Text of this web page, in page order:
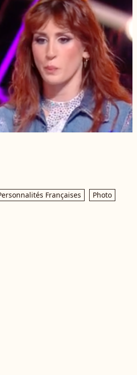
Françaises
Photo